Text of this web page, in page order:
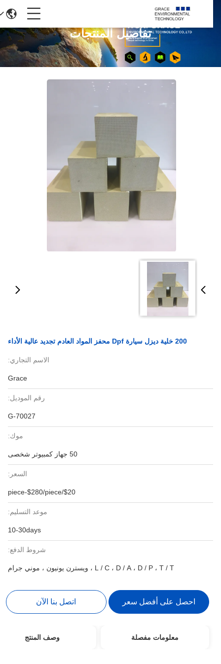
تفاصيل المنتجات
200 خلية ديزل سيارة Dpf محفز المواد العادم تجديد عالية الأداء
الاسم التجاري:
Grace
رقم الموديل:
G-70027
موك:
50 جهاز كمبيوتر شخصى
السعر:
$20/piece-$280/piece
موعد التسليم:
10-30days
شروط الدفع:
L / C ، D / A ، D / P ، T / T ، ويسترن يونيون ، موني جرام
احصل على أفضل سعر اتصل بنا الآن
معلومات مفصلة وصف المنتج